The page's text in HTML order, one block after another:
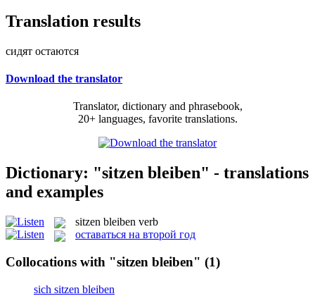
Translation results
сидят остаются
Download the translator
Translator, dictionary and phrasebook,
20+ languages, favorite translations.
Dictionary: "sitzen bleiben" - translations
and examples
sitzen bleiben verb
оставаться на второй год
Collocations with "sitzen bleiben" (1)
sich sitzen bleiben